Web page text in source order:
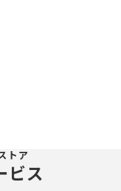
トア
ビス